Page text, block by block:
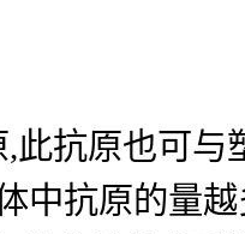
此抗原也可
中抗原的量